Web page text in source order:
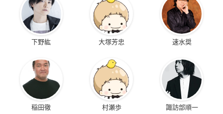
下野紘 大塚芳忠 速水奨
稲田徹 村瀬歩 諏訪部順一